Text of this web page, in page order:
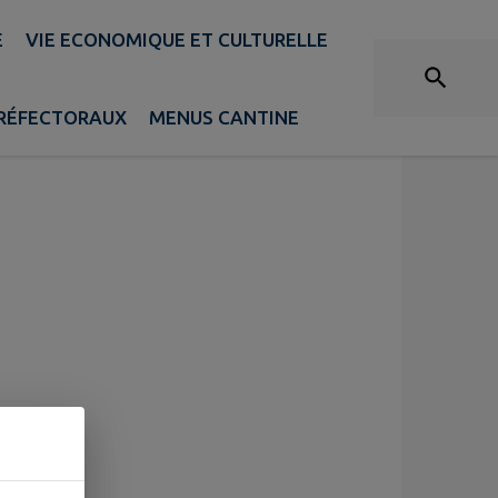
VIE ECONOMIQUE ET CULTURELLE
MENUS CANTINE